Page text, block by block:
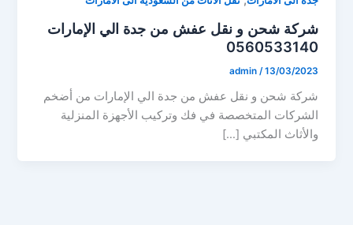
شركة شحن و نقل عفش من جدة الي الإمارات
0560533140
admin /13/03/2023
شركة شحن و نقل عفش من جدة الي الإمارات من أضخم
الشركات المتخصصة في فك وتركيب الأجهزة المنزلية
والأثاث المكتبي […]